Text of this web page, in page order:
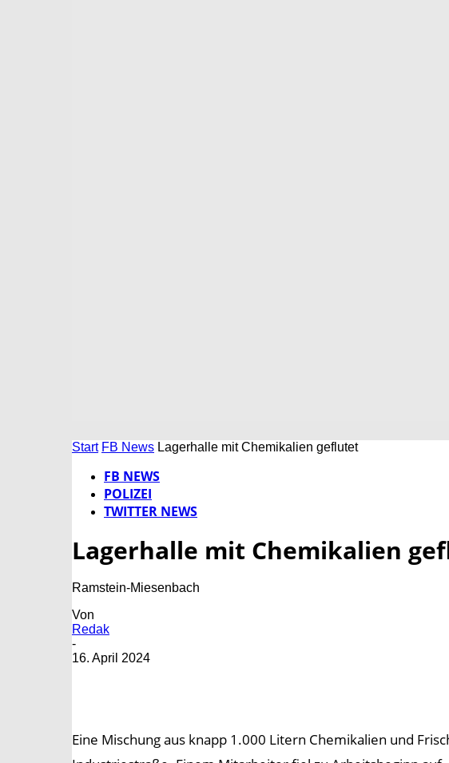
Start FB News Lagerhalle mit Chemikalien geflutet
FB NEWS
POLIZEI
TWITTER NEWS
Lagerhalle mit Chemikalien
Ramstein-Miesenbach
Von
Redak
-
16. April 2024
Eine Mischung aus knapp 1.000 Litern Chemikalien und